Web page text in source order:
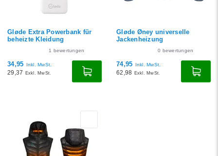
Gløde Extra Powerbank für
beheizte Kleidung
1 bewertungen
34,95 Inkl. MwSt.
29,37 Exkl. MwSt.
Gløde Øney universelle
Jackenheizung
0 bewertungen
74,95 Inkl. MwSt.
62,98 Exkl. MwSt.